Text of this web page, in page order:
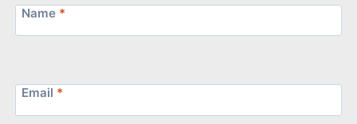
Name *
Email *